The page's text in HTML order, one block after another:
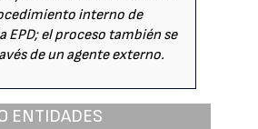
interno de
EPD; el proceso también se
de un agente externo.
ENTIDADES